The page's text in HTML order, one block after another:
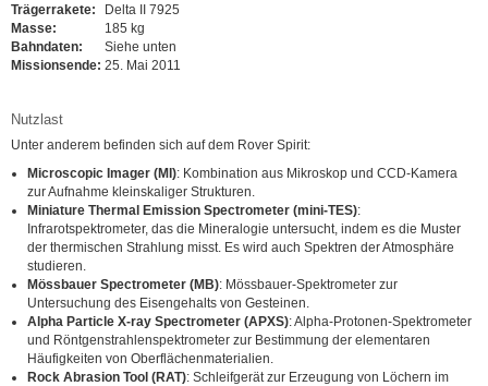
Trägerrakete:
Delta II 7925
Masse:
185 kg
Bahndaten:
Siehe unten
Missionsende: 25. Mai 2011
Nutzlast
Unter anderem befinden sich auf dem Rover Spirit:
Microscopic Imager (MI): Kombination aus Mikroskop und CCD-Kamera
zur Aufnahme kleinskaliger Strukturen.
Miniature Thermal Emission Spectrometer (mini-TES):
Infrarotspektrometer, das die Mineralogie untersucht, indem es die Muster
der thermischen Strahlung misst. Es wird auch Spektren der Atmosphäre
studieren.
Mössbauer Spectrometer (MB): Mössbauer-Spektrometer zur
Untersuchung des Eisengehalts von Gesteinen.
Alpha Particle X-ray Spectrometer (APXS): Alpha-Protonen-Spektrometer
und Röntgenstrahlenspektrometer zur Bestimmung der elementaren
Häufigkeiten von Oberflächenmaterialien.
Rock Abrasion Tool (RAT): Schleifgerät zur Erzeugung von Löchern im